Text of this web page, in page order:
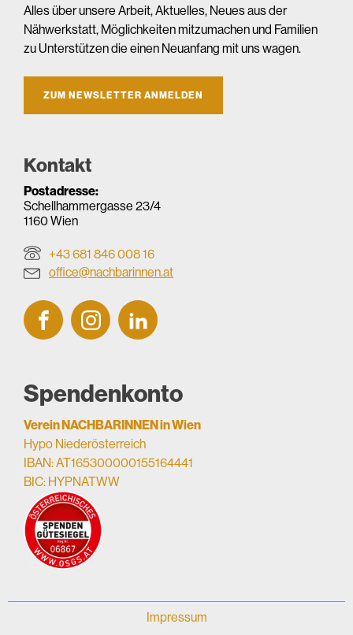
Alles über unsere Arbeit, Aktuelles, Neues aus der
Nähwerkstatt, Möglichkeiten mitzumachen und Familien
zu Unterstützen die einen Neuanfang mit uns wagen.
ZUM NEWSLETTER ANMELDEN
Kontakt
Postadresse:
Schellhammergasse 23/4
1160 Wien
+43 681 846 008 16
office@nachbarinnen.at
Spendenkonto
Verein NACHBARINNEN in Wien
Hypo Niederösterreich
IBAN: AT165300000155164441
BIC: HYPNATWW
Impressum